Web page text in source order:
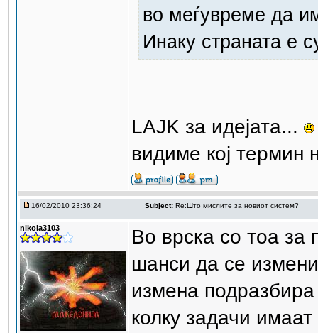
во меѓувреме да
Инаку страната е
LAJK за идејата...
видиме кој термин
16/02/2010 23:36:24 Subject: Re:Што мислите за новиот систем?
nikola3103
Во врска со тоа за
шанси да се
измена
колку задачи